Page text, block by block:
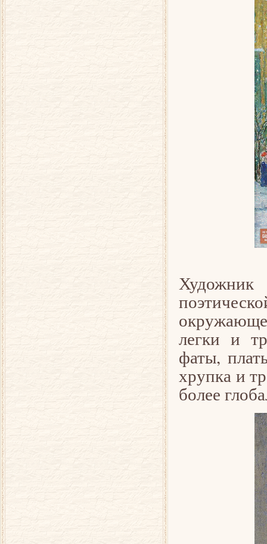
легки и
фаты,
хрупка и
более